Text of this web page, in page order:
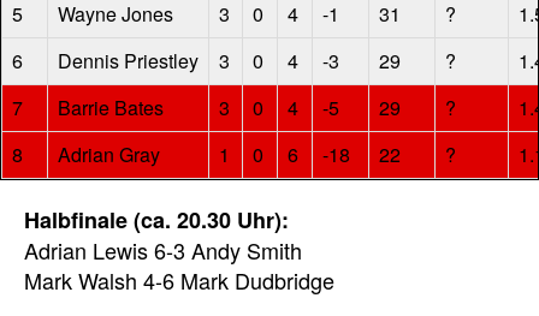
5
Wayne Jones 3 0 4 -1 31 ?
6
Dennis Priestley 3 0 4 -3 29 ?
7
Barrie Bates 3 0 4 -5 29 ?
8
Adrian Gray 1 0 6 -18 22 ?
Halbfinale (ca. 20.30 Uhr):
Adrian Lewis 6-3 Andy Smith
Mark Walsh 4-6 Mark Dudbridge